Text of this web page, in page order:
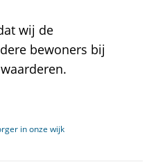
wij de
bewoners bij
in onze wijk